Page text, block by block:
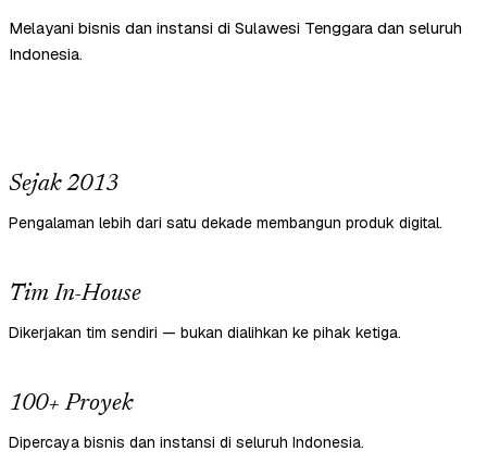
Melayani bisnis dan instansi di Sulawesi Tenggara dan seluruh
Indonesia.
Sejak 2013
Pengalaman lebih dari satu dekade membangun produk digital.
Tim In-House
Dikerjakan tim sendiri — bukan dialihkan ke pihak ketiga.
100+ Proyek
Dipercaya bisnis dan instansi di seluruh Indonesia.